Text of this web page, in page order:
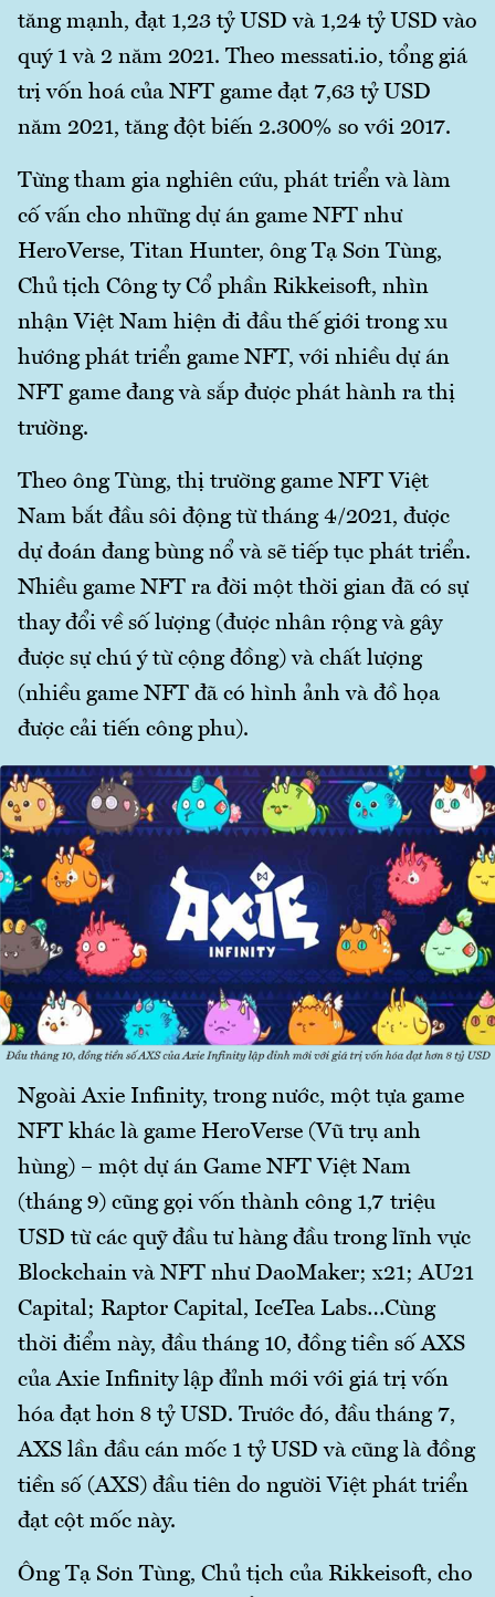
tăng mạnh, đạt 1,23 tỷ USD và 1,24 tỷ USD vào
quý 1 và 2 năm 2021. Theo messati.io, tổng giá
trị vốn hoá của NFT game đạt 7,63 tỷ USD
năm 2021, tăng đột biến 2.300% so với 2017.
Từng tham gia nghiên cứu, phát triển và làm
cố vấn cho những dự án game NFT như
HeroVerse, Titan Hunter, ông Tạ Sơn Tùng,
Chủ tịch Công ty Cổ phần Rikkeisoft, nhìn
nhận Việt Nam hiện đi đầu thế giới trong xu
hướng phát triển game NFT, với nhiều dự án
NFT game đang và sắp được phát hành ra thị
trường.
Theo ông Tùng, thị trường game NFT Việt
Nam bắt đầu sôi động từ tháng 4/2021, được
dự đoán đang bùng nổ và sẽ tiếp tục phát triển.
Nhiều game NFT ra đời một thời gian đã có sự
thay đổi về số lượng (được nhân rộng và gây
được sự chú ý từ cộng đồng) và chất lượng
(nhiều game NFT đã có hình ảnh và đồ họa
được cải tiến công phu).
Ngoài Axie Infinity, trong nước, một tựa game
NFT khác là game HeroVerse (Vũ trụ anh
hùng) – một dự án Game NFT Việt Nam
(tháng 9) cũng gọi vốn thành công 1,7 triệu
USD từ các quỹ đầu tư hàng đầu trong lĩnh vực
Blockchain và NFT như DaoMaker; x21; AU21
Capital; Raptor Capital, IceTea Labs…Cùng
thời điểm này, đầu tháng 10, đồng tiền số AXS
của Axie Infinity lập đỉnh mới với giá trị vốn
hóa đạt hơn 8 tỷ USD. Trước đó, đầu tháng 7,
AXS lần đầu cán mốc 1 tỷ USD và cũng là đồng
tiền số (AXS) đầu tiên do người Việt phát triển
đạt cột mốc này.
Ông Tạ Sơn Tùng, Chủ tịch của Rikkeisoft, cho